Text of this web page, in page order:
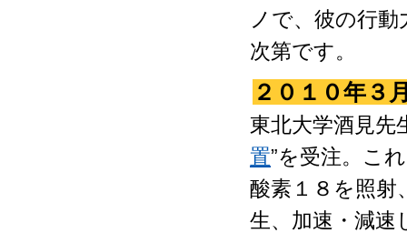
ノで、彼の行
次第です。
２０１０年３
東北大学酒見先
置”を受注。こ
酸素１８を照
生、加速・減速